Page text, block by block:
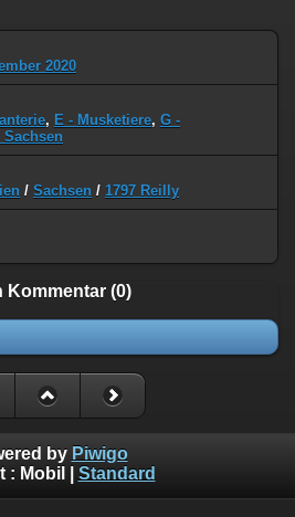
2020
, E - Musketiere, G -
Sachsen
/ Sachsen / 1797 Reilly
Kommentar (0)
by Piwigo
: Mobil Standard